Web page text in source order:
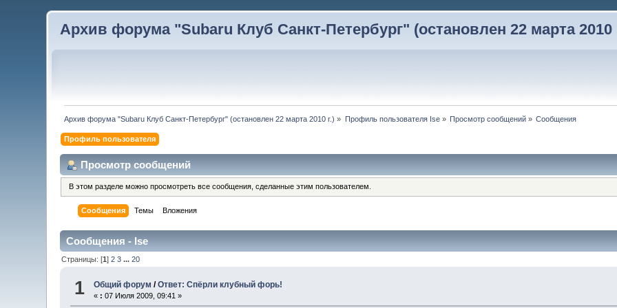
Архив форума "Subaru Клуб Санкт-Петербург" (остановлен 22 марта 2010
Архив форума "Subaru Клуб Санкт-Петербург" (остановлен 22 марта 2010 г.) » Профиль пользователя Ise» Просмотр сообщений » Сообщения
Профиль пользователя
Просмотр сообщений
В этом разделе можно просмотреть все сообщения, сделанные этим пользователем.
Сообщения Темы Вложения
Сообщения - Ise
Страницы: [1]2 3 ...20
1 Общий форум /Ответ: Спёрли клубный форь!
« : 07 Июля 2009, 09:41 »